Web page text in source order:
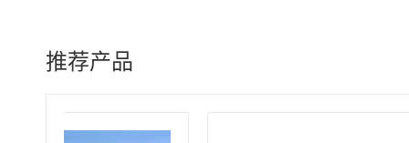
推荐产品